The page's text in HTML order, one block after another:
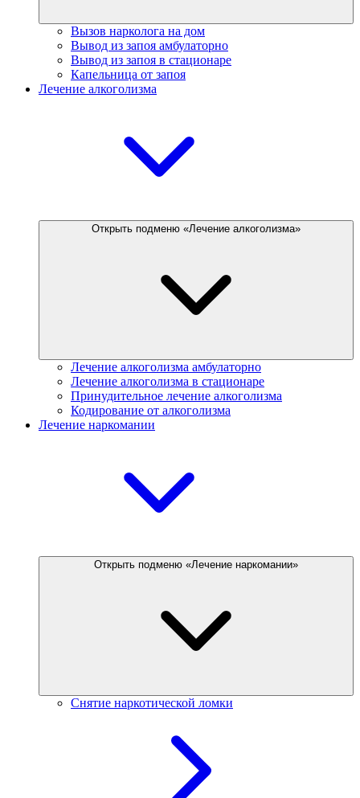
Вызов нарколога на дом
Вывод из запоя амбулаторно
Вывод из запоя в стационаре
Капельница от запоя
Лечение алкоголизма
Открыть подменю «Лечение алкоголизма»
Лечение алкоголизма амбулаторно
Лечение алкоголизма в стационаре
Принудительное лечение алкоголизма
Кодирование от алкоголизма
Лечение наркомании
Открыть подменю «Лечение наркомании»
Снятие наркотической ломки